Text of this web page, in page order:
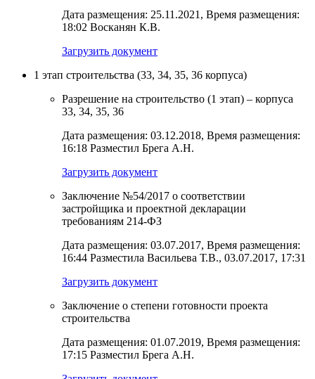
Дата размещения: 25.11.2021, Время размещения:
18:02 Восканян К.В.
Загрузить документ
1 этап строительства (33, 34, 35, 36 корпуса)
Разрешение на строительство (1 этап) – корпуса
33, 34, 35, 36
Дата размещения: 03.12.2018, Время размещения:
16:18 Разместил Брега А.Н.
Загрузить документ
Заключение №54/2017 о соответствии
застройщика и проектной декларации
требованиям 214-ФЗ
Дата размещения: 03.07.2017, Время размещения:
16:44 Разместила Васильева Т.В., 03.07.2017, 17:31
Загрузить документ
Заключение о степени готовности проекта
строительства
Дата размещения: 01.07.2019, Время размещения:
17:15 Разместил Брега А.Н.